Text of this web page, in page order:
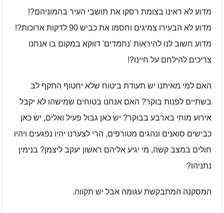
מדוע לא ראינו בצומת רסקו את תושבי העיר בהמוניהם?!
מדוע לא הבעירו צמיגים וחסמו את כביש 90 לדקות ארוכות?!
מדוע חשוב לנו להיראות 'נחמדים' דווקא במקום בו אנחנו
צריכים להילחם על חיינו?!
האם למי מאיתנו יש תעודת ביטוח שלא יחטוף התקף לב
בשתיים לפנות בוקר? האם אנחנו בטוחים שמישהו לא יקבל
אירוע מוחי בארבע בבוקר? יש כאן גבול פעיל ואלים, יש כאן
כבישים סואנים ונהגים מטורפים, הרי לצערנו יהיו נפגעים ויהיו
חולים במצב קשה, מי יגיע אליהם ראשון יעקב ליצמן? בנימין
נתניהו?
המסקנה המתבקשת עגומה אבל יש תקווה.